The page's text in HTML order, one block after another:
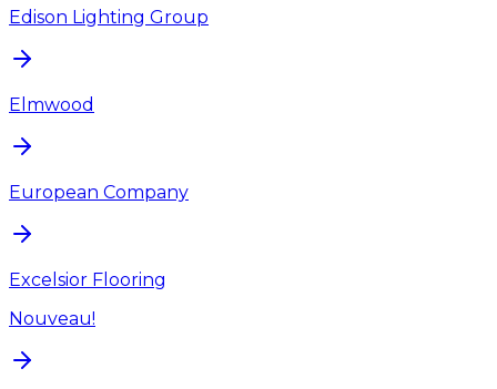
Edison Lighting Group
Elmwood
European Company
Excelsior Flooring
Nouveau!